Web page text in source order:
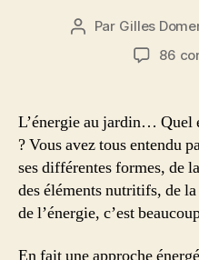
Auteur
Par Gilles
86
L’énergie au jardin… Quel
? Vous avez tous entendu
ses différentes formes, de
des éléments nutritifs, de
de l’énergie, c’est